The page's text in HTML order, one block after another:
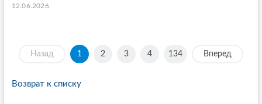
12.06.2026
Назад 1 2 3 4 134 Вперед
Возврат к списку